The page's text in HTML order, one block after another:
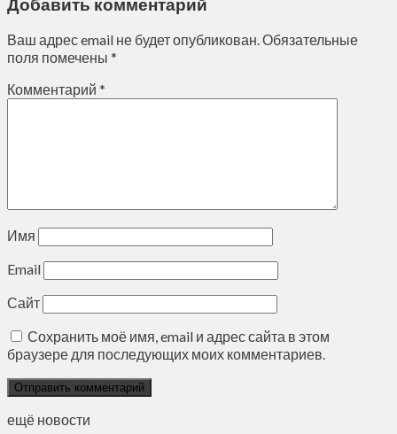
Добавить комментарий
Ваш адрес email не будет опубликован.Обязательные
поля помечены *
Комментарий *
Имя
Email
Сайт
Сохранить моё имя, email и адрес сайта в этом
браузере для последующих моих комментариев.
ещё новости